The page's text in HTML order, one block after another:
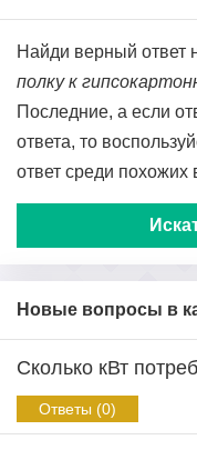
Найди верный ответ
полку к
Последние, а если
ответа, то
ответ среди похожих
Новые вопросы в
Сколько кВт
Ответы (0)